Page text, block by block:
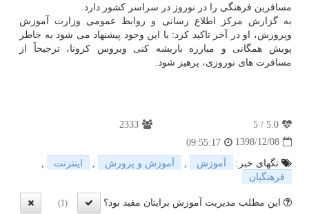
مسافرین فرهنگی را در نوروز در سراسر كشور دارد.
به گزارش مركز اطلاع رسانی و روابط عمومی وزارت آموزش
وپرورش، او در آخر تاكید كرد: با این وجود پیشنهاد می شود به خاطر
پویش همگانی و مبارزه باریشه كنی ویروس كرونا، ترجیحاً از
مسافرت های نوروزی، پرهیز شود.
5.0
/
5
2333
1398/12/08
09:55:17
تگهای خبر:
آموزش , آموزش و پرورش , اینترنت
,
فرهنگیان
این مطلب مدیریت آموزش برایتان مفید بود؟
(1)